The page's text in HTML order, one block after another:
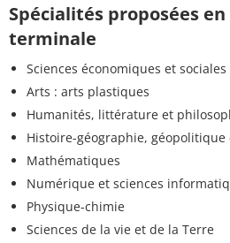
Spécialités proposées
terminale
Sciences économiques et sociales
Arts : arts plastiques
Humanités, littérature et
Histoire-géographie,
Mathématiques
Numérique et sciences
Physique-chimie
Sciences de la vie et de la Terre